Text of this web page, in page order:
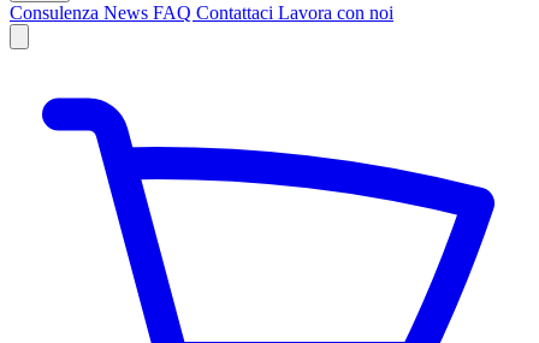
Consulenza News FAQ Contattaci Lavora con noi